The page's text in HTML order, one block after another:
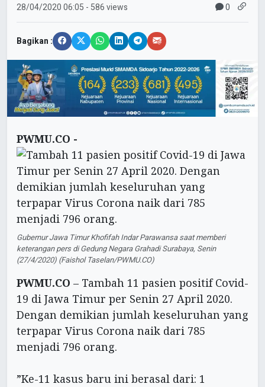
28/04/202006:05 - 586 views 0
Bagikan :
PWMU.CO -
Gubernur Jawa Timur Khofifah Indar Parawansa saat memberi
keterangan pers di Gedung Negara Grahadi Surabaya, Senin
(27/4/2020) (Faishol Taselan/PWMU.CO)
PWMU.CO – Tambah 11 pasien positif Covid-
19 di Jawa Timur per Senin 27 April 2020.
Dengan demikian jumlah keseluruhan yang
terpapar Virus Corona naik dari 785
menjadi 796 orang.
”Ke-11 kasus baru ini berasal dari: 1